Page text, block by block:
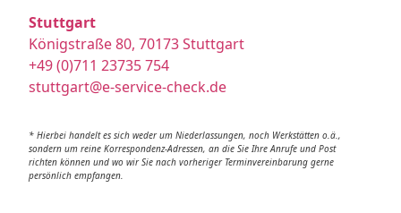
Stuttgart
Königstraße 80, 70173 Stuttgart
+49 (0)711 23735 754
stuttgart@e-service-check.de
* Hierbei handelt es sich weder um Niederlassungen, noch Werkstätten o.ä.,
sondern um reine Korrespondenz-Adressen, an die Sie Ihre Anrufe und Post
richten können und wo wir Sie nach vorheriger Terminvereinbarung gerne
persönlich empfangen.